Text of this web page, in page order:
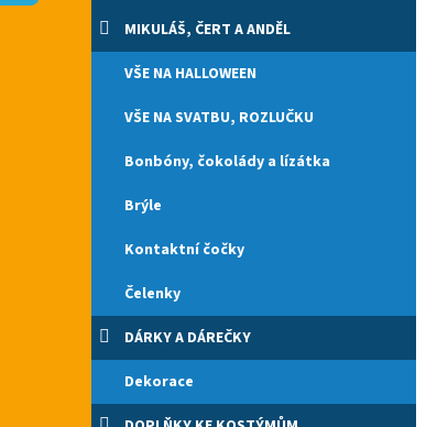
e
l
MIKULÁŠ, ČERT A ANDĚL
VŠE NA HALLOWEEN
VŠE NA SVATBU, ROZLUČKU
Bonbóny, čokolády a lízátka
Brýle
Kontaktní čočky
Čelenky
DÁRKY A DÁREČKY
Dekorace